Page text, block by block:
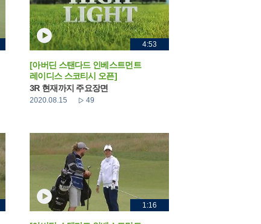
4:53
[아버딘 스탠다드 인베스트먼트
레이디스 스코티시 오픈]
3R 현재까지 주요장면
2020.08.15 49
1:16